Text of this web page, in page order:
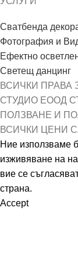
Сватбенда
Фотография и
Ефектно
Светещ данцинг
ВСИЧКИ ПРАВА
СТУДИО ЕООД
ПОЛЗВАНЕ И
ВСИЧКИ ЦЕНИ
Ние използваме
изживяване на
вие се
страна.
Accept